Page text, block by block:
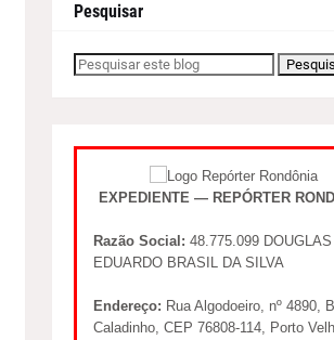
Pesquisar
EXPEDIENTE — REPÓRTER
Razão Social: 48.775.099 DOUGLAS
EDUARDO BRASIL DA SILVA
Endereço: Rua Algodoeiro, nº 4890,
Caladinho, CEP 76808-114, Porto